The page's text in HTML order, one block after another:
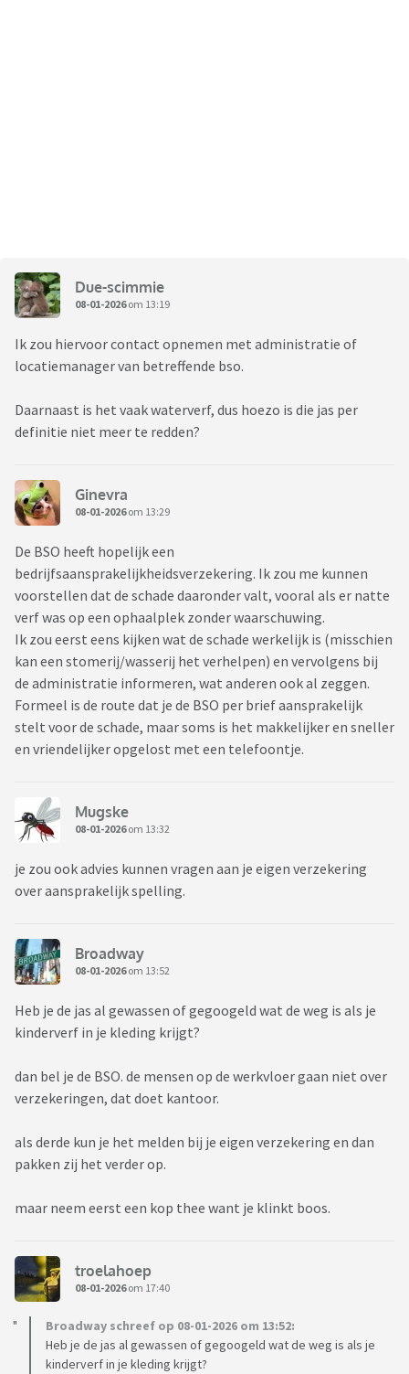
Due-scimmie
08-01-2026om 13:19
Ik zou hiervoor contact opnemen met administratie of
locatiemanager van betreffende bso.
Daarnaast is het vaak waterverf, dus hoezo is die jas per
definitie niet meer te redden?
Ginevra
08-01-2026om 13:29
De BSO heeft hopelijk een
bedrijfsaansprakelijkheidsverzekering. Ik zou me kunnen
voorstellen dat de schade daaronder valt, vooral als er natte
verf was op een ophaalplek zonder waarschuwing.
Ik zou eerst eens kijken wat de schade werkelijk is (misschien
kan een stomerij/wasserij het verhelpen) en vervolgens bij
de administratie informeren, wat anderen ook al zeggen.
Formeel is de route dat je de BSO per brief aansprakelijk
stelt voor de schade, maar soms is het makkelijker en sneller
en vriendelijker opgelost met een telefoontje.
Mugske
08-01-2026om 13:32
je zou ook advies kunnen vragen aan je eigen verzekering
over aansprakelijk spelling.
Broadway
08-01-2026om 13:52
Heb je de jas al gewassen of gegoogeld wat de weg is als je
kinderverf in je kleding krijgt?
dan bel je de BSO. de mensen op de werkvloer gaan niet over
verzekeringen, dat doet kantoor.
als derde kun je het melden bij je eigen verzekering en dan
pakken zij het verder op.
maar neem eerst een kop thee want je klinkt boos.
troelahoep
08-01-2026om 17:40
Broadway schreef op 08-01-2026 om 13:52:
Heb je de jas al gewassen of gegoogeld wat de weg is als je
kinderverf in je kleding krijgt?